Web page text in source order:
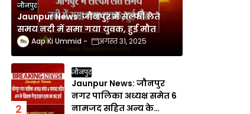
जौनपुर
Jaunpur News: जौनपुर में सेल्फी लेते
समय नदी में समा गया युवक, हुई मौत
Aap Ki Ummid अगस्त 31, 2025
जौनपुर
Jaunpur News: जौनपुर
नगर पालिका अध्यक्ष समेत 6
नामजद सहित अन्य के